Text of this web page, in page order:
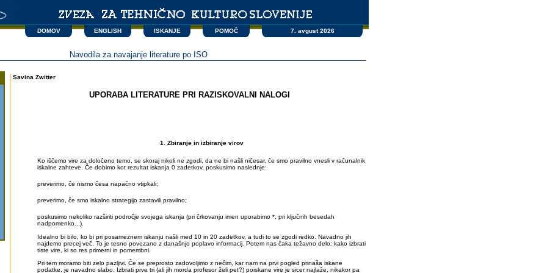
DOMOV ENGLISH ISKANJE POMOČ 7. avgust 2026
Navodila za navajanje literature po ISO
Savina Zwitter
UPORABA LITERATURE PRI RAZISKOVALNI NALOGI
1. Zbiranje in izbiranje virov
Ko iščemo vire za določeno temo, se skoraj nikoli ne zgodi, da ne bi našli ničesar, če smo pravilno vnesli v računalnik
iskalne zahteve. Če dobimo kot rezultat iskanja 0 zadetkov, poskusimo naslednje:
preverimo, če nismo česa napačno vtipkali;
preverimo, če smo iskalno strategijo zastavili pravilno;
poskusimo nekoliko razširiti področje svojega iskanja (pri črkovanju imen uporabimo *, pri ključnih besedah
nadpomenko...).
Idealno bi bilo, ko bi pri posameznem iskanju našli med 10 in 20 zadetkov, a tudi to se zgodi redko. Navadno jih
najdemo precej več. To je tesno povezano z današnjo poplavo informacij. Potem nas čaka težavno delo: kako izbrati
tiste vire, ki so res primerni in pomembni.
Pri tem moramo biti zelo pazljivi. Če se preprosto zadovoljimo z nečim, kar nam na prvi pogled prinaša iskane
podatke, je navadno slabo. Izbrati prve tri (ali jih morda profesor želi pet?) poiskane vire je sicer najlaže, nikakor pa